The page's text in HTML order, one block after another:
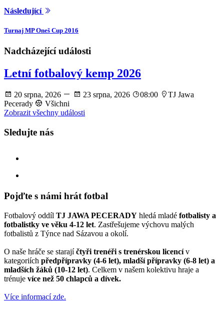
Následující
Turnaj MP Oneš Cup 2016
Nadcházející události
Letní fotbalový kemp 2026
20 srpna, 2026 23 srpna, 2026 08:00
TJ Jawa
Pecerady
Všichni
Zobrazit všechny události
Sledujte nás
Pojďte s námi hrát fotbal
Fotbalový oddíl TJ JAWA PECERADY hledá mladé fotbalisty a
fotbalistky ve věku 4-12 let. Zastřešujeme výchovu malých
fotbalistů z Týnce nad Sázavou a okolí.
O naše hráče se starajíčtyři trenéři s trenérskou licencív
kategoriích předpřípravky (4-6 let), mladší přípravky (6-8 let) a
mladších žáků (10-12 let). Celkem v našem kolektivu hraje a
trénuje více než 50 chlapců a dívek.
Více informací zde.